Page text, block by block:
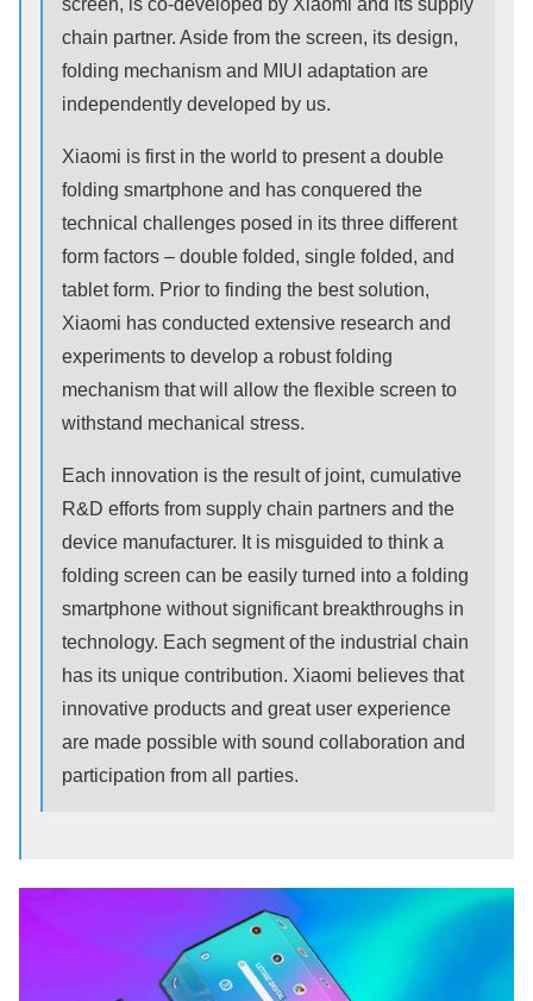
screen, is co-developed by Xiaomi and its supply
chain partner. Aside from the screen, its design,
folding mechanism and MIUI adaptation are
independently developed by us.
Xiaomi is first in the world to present a double
folding smartphone and has conquered the
technical challenges posed in its three different
form factors – double folded, single folded, and
tablet form. Prior to finding the best solution,
Xiaomi has conducted extensive research and
experiments to develop a robust folding
mechanism that will allow the flexible screen to
withstand mechanical stress.
Each innovation is the result of joint, cumulative
R&D efforts from supply chain partners and the
device manufacturer. It is misguided to think a
folding screen can be easily turned into a folding
smartphone without significant breakthroughs in
technology. Each segment of the industrial chain
has its unique contribution. Xiaomi believes that
innovative products and great user experience
are made possible with sound collaboration and
participation from all parties.